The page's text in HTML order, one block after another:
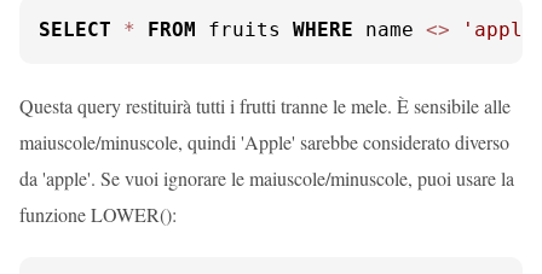
SELECT * FROM fruits WHERE name <>
Questa query restituirà tutti i frutti tranne le mele. È sensibile alle
maiuscole/minuscole, quindi 'Apple' sarebbe considerato diverso
da 'apple'. Se vuoi ignorare le maiuscole/minuscole, puoi usare la
funzione LOWER():